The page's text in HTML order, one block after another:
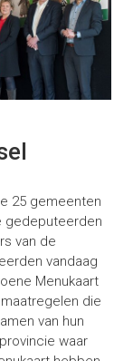
25 gemeenten
gedeputeerden
van de
vandaag
Menukaart
die
van hun
waar